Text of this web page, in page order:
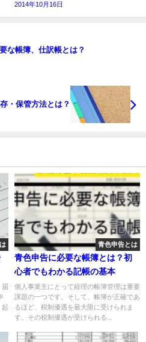
2014年10月16日
な帳簿、仕訳帳とは？
・保管方法とは？
届
起
青色申告とは
青色申告に必要な帳簿とは？初
心者でもわかる記帳の基本
個人事業主にとって経理の帳簿管理は重要
課題の一つです。そして、帳簿が正確であ
るほど、税制優遇を最大限に受けられま
す。その税制優遇が受けられる...